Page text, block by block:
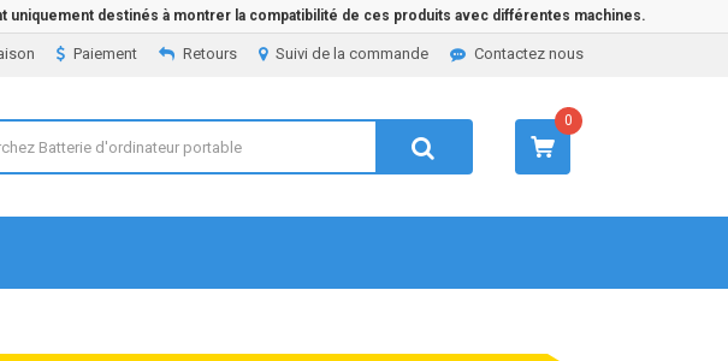
destinés à montrer la compatibilité de ces produits avec différentes machines.
Contactez nous
Suivi de la commande
Retours
Paiement
0